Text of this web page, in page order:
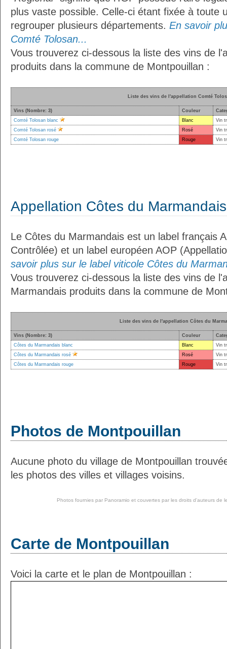
plus vaste possible. Celle-ci étant fixée à toute
regrouper plusieurs départements. En savoir
Comté Tolosan...
Vous trouverez ci-dessous la liste des vins de
produits dans la commune de Montpouillan :
Liste des vins de l'appellation Comté
Vins (Nombre: 3) Couleur
Comté Tolosan blanc
Blanc
Vin
Comté Tolosan rosé
Rosé
Vin
Comté Tolosan rouge
Rouge Vin
Appellation Côtes du Marmandais
Le Côtes du Marmandais est un label français
Contrôlée) et un label européen AOP
savoir plus sur le label viticole Côtes du
Vous trouverez ci-dessous la liste des vins de
Marmandais produits dans la commune de
Liste des vins de l'appellation Côtes du
Vins (Nombre: 3) Couleur
Côtes du Marmandais blanc
Blanc
Vin
Côtes du Marmandais rosé
Rosé
Vin
Côtes du Marmandais rouge
Rouge Vin
Photos de Montpouillan
Aucune photo du village de Montpouillan
les photos des villes et villages voisins.
Photos fournies par Panoramio et couvertes par les droits d'auteurs de
Carte de Montpouillan
Voici la carte et le plan de Montpouillan :